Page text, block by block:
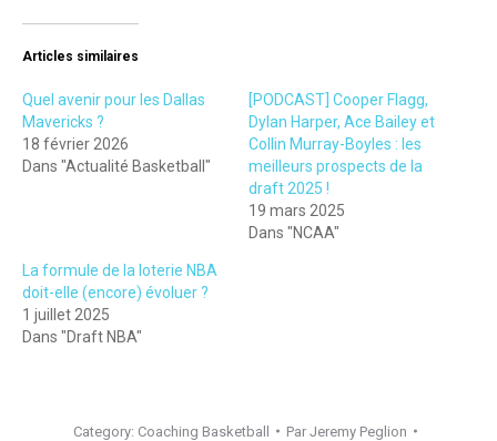
Articles similaires
Quel avenir pour les Dallas
Mavericks ?
18 février 2026
Dans "Actualité Basketball"
[PODCAST] Cooper Flagg,
Dylan Harper, Ace Bailey et
Collin Murray-Boyles : les
meilleurs prospects de la
draft 2025 !
19 mars 2025
Dans "NCAA"
La formule de la loterie NBA
doit-elle (encore) évoluer ?
1 juillet 2025
Dans "Draft NBA"
Category: Coaching Basketball Par Jeremy Peglion